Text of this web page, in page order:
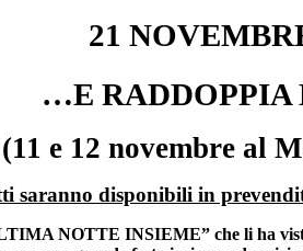
21
…E RADDOPPIA
(11 e 12 novembre al
saranno disponibili in
NOTTE INSIEME” che li ha